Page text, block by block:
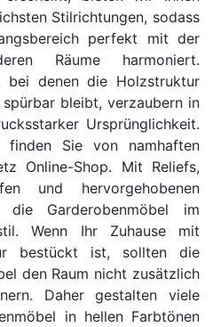
Stilrichtungen, sodass
perfekt mit der
Räume harmoniert.
bei denen die Holzstruktur
bleibt, verzaubern in
Ursprünglichkeit.
finden Sie von namhaften
Online-Shop. Mit Reliefs,
und hervorgehobenen
die Garderobenmöbel im
Wenn Ihr Zuhause mit
bestückt ist, sollten die
den Raum nicht zusätzlich
Daher gestalten viele
in hellen Farbtönen